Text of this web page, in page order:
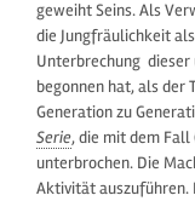
geweiht Seins. Als
die Jungfräulichkeit
Unterbrechung
begonnen hat, als der
Generation zu
Serie, die mit dem Fall
unterbrochen. Die
Aktivität auszuführen.